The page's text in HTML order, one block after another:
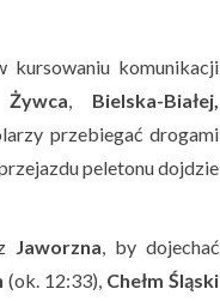
kursowaniu komunikacji
Żywca, Bielska-Białej,
przebiegać drogami
peletonu dojdzie
Jaworzna, by dojechać
(ok. 12:33), Chełm Śląski